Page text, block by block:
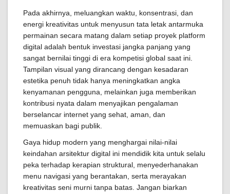
Pada akhirnya, meluangkan waktu, konsentrasi, dan
energi kreativitas untuk menyusun tata letak antarmuka
permainan secara matang dalam setiap proyek platform
digital adalah bentuk investasi jangka panjang yang
sangat bernilai tinggi di era kompetisi global saat ini.
Tampilan visual yang dirancang dengan kesadaran
estetika penuh tidak hanya meningkatkan angka
kenyamanan pengguna, melainkan juga memberikan
kontribusi nyata dalam menyajikan pengalaman
berselancar internet yang sehat, aman, dan
memuaskan bagi publik.
Gaya hidup modern yang menghargai nilai-nilai
keindahan arsitektur digital ini mendidik kita untuk selalu
peka terhadap kerapian struktural, menyederhanakan
menu navigasi yang berantakan, serta merayakan
kreativitas seni murni tanpa batas. Jangan biarkan